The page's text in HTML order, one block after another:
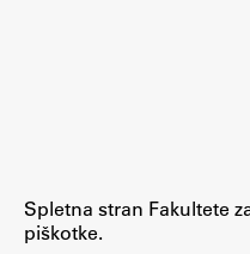
Spletna stran Fakultete
piškotke.